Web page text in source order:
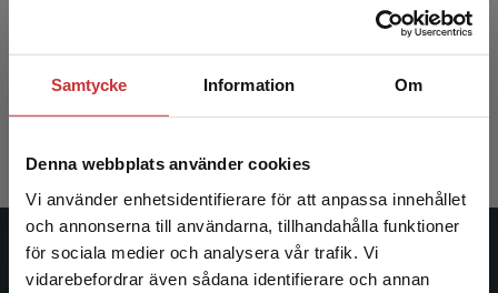
Samtycke Information Om
Denna webbplats använder cookies
Vi använder enhetsidentifierare för att anpassa innehållet
och annonserna till användarna, tillhandahålla funktioner
för sociala medier och analysera vår trafik. Vi
vidarebefordrar även sådana identifierare och annan
Begränsad fraktregion
Studentlitteratur